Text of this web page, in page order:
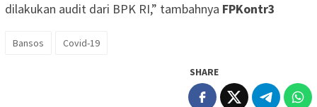
dilakukan audit dari BPK RI,” tambahnya FPKontr3
Bansos Covid-19
SHARE